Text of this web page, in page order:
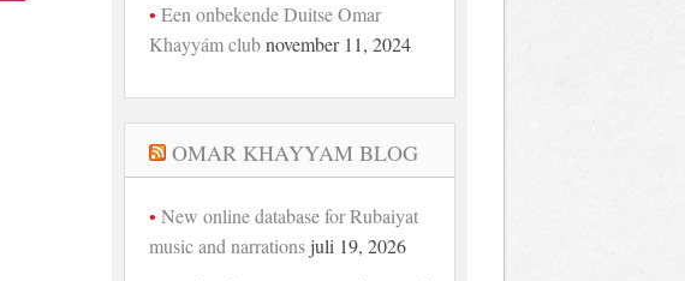
Een onbekende Duitse Omar
Khayyám club november 11, 2024
OMAR KHAYYAM BLOG
New online database for Rubaiyat
music and narrations juli 19, 2026